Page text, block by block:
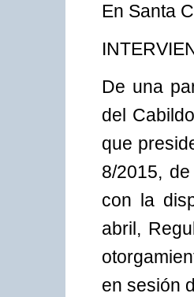
En Santa
De una
del
que
8/2015,
con la
abril,
en sesión